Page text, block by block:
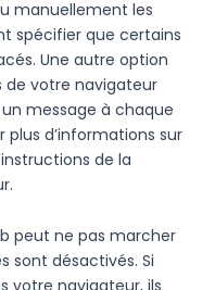
manuellement les
spécifier que certains
Une autre option
de votre navigateur
message à chaque
plus d’informations sur
de la
peut ne pas marcher
sont désactivés. Si
votre navigateur, ils